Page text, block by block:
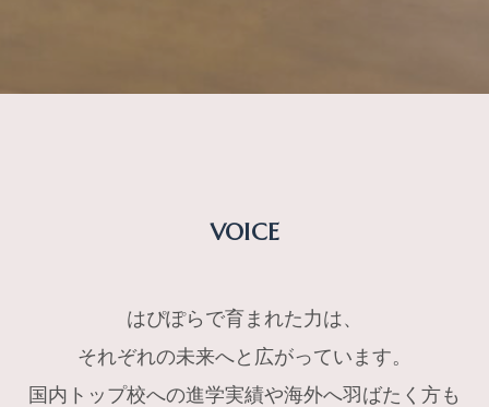
VOICE
はぴぽらで育まれた力は、
それぞれの未来へと広がっています。
国内トップ校への進学実績や海外へ羽ばたく方も